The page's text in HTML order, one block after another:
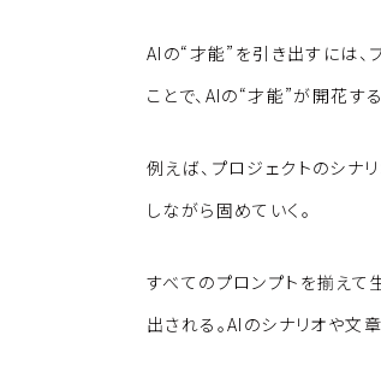
AIの“才能”を引き出すには、
ことで、AIの“才能”が開花する
例えば、プロジェクトのシナ
しながら固めていく。
すべてのプロンプトを揃え
出される。AIのシナリオや文